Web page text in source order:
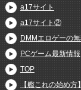
a17サイト
a17サイト②
DMMエロゲーの
PCゲーム最新情報
TOP
【艦これの始め